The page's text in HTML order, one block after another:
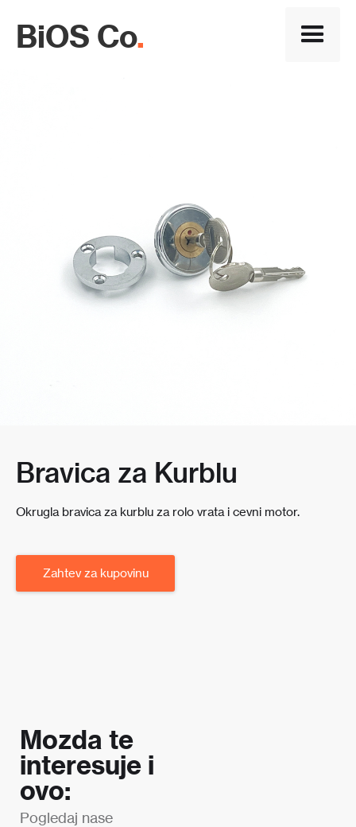
BiOS Co.
Bravica za Kurblu
Okrugla bravica za kurblu za rolo vrata i cevni motor.
Zahtev za kupovinu
Mozda te
interesuje i
ovo:
Pogledaj nase